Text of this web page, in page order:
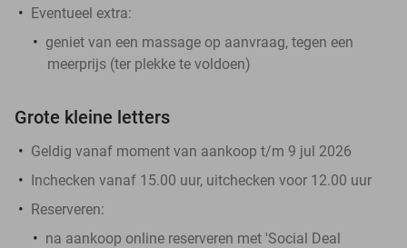
Eventueel extra:
geniet van een massage op aanvraag, tegen een
meerprijs (ter plekke te voldoen)
Grote kleine letters
Geldig vanaf moment van aankoop t/m 9 jul 2026
Inchecken vanaf 15.00 uur, uitchecken voor 12.00 uur
Reserveren:
na aankoop online reserveren met 'Social Deal